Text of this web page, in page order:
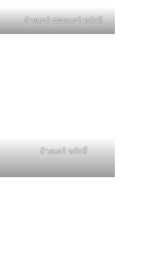
ล้างแอร์ ซ่อมแอร์ หลักสี่
ล้างแอร์ หลักสี่